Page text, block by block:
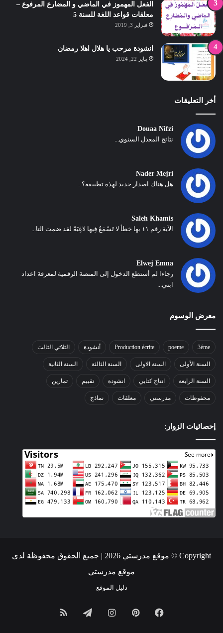
الفعل المهموز في الماضي و المضارع المرفوع –
معلقات قواعد اللغة للسنة 5
فبراير 3, 2019
انشودة مرحب يا هلال اهلا رمضان
يناير 22, 2024
أخر التعليقات
Douaa Nifzi
نتائج المعدل السنوي...
Nader Mejri
هل هناك اصدار جديد لهذه تطبيقة؟...
Saleh Khamis
الآية رقم ١١ بها خطأ لا تَسْمَعُ فِيها لاغِيَةً لقد ضمت التا...
Elwej Emna
رجاءا لم أستطع الدخول إلى المنصة الرقمية لمعرفة اعداد
ابني...
معرض الوسوم
3éme
poeme
Production écrite أنشودة الثلاثي الثالث
السنة الأولى السنة الاولى السنة الثالثة السنة الثانية
السنة الرابعة انتاج كتابي انشودة تقييم تمارين
محفوظات مدرستي معلقات نماذج
إحصائيات الزوار:
Copyright © موقع مدرستي 2026 | جميع الحقوق محفوظة لدى
موقع مدرستي
دليل الموقع
فيسبوك بينتيريستانستقرامتيلقرام